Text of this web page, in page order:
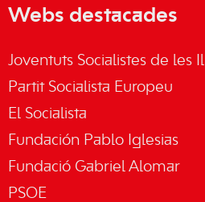
Webs destacades
Joventuts Socialistes de les
Partit Socialista Europeu
El Socialista
Fundación Pablo Iglesias
Fundació Gabriel Alomar
PSOE